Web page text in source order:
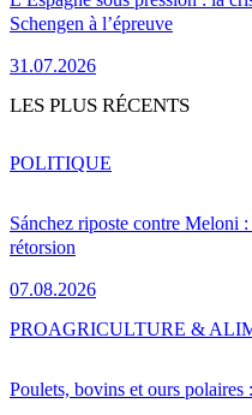
Schengen à l’épreuve
31.07.2026
LES PLUS RÉCENTS
Sánchez riposte contre Meloni
rétorsion
07.08.2026
POLITIQUE
Poulets, bovins et ours
PROAGRICULTURE &